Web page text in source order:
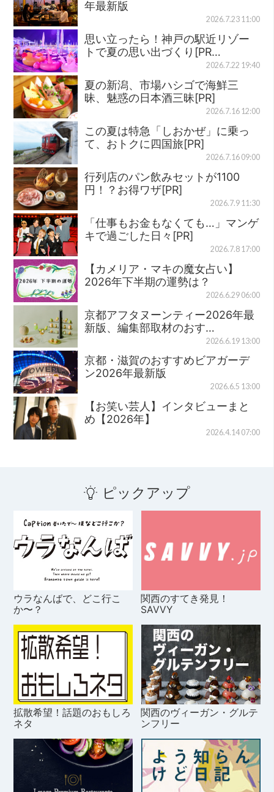
年最新版
2026.7.23 11:00
思い立ったら！神戸の駅近リゾー
トで夏の思い出づくり[PR…
2026.7.22 19:40
夏の新潟、市場ハシゴで海鮮三
昧、魅惑の日本酒三昧[PR]
2026.7.16 12:00
この夏は特急「しおかぜ」に乗っ
て、おトクに四国旅[PR]
2026.7.16 09:00
行列店のパン飲みセットが1100
円！？お得ワザ[PR]
2026.7.9 11:30
「仕事もお金もなくても…」マンゲ
キで過ごした日々[PR]
2026.7.8 17:00
【カメリア・マキの魔女占い】
2026年下半期の運勢は？
2026.6.29 06:00
京都アフタヌーンティー2026年最
新版、編集部取材のおす…
2026.6.19 13:00
京都・滋賀のおすすめビアガーデ
ン2026年最新版
2026.6.5 13:00
【お笑い芸人】インタビューまと
め【2026年】
2026.4.14 07:00
ピックアップ
ウラなんばで、どこ行こ
か〜？
関西のすてき発見！
SAVVY
拡散希望！話題のおもしろ
ネタ
関西のヴィーガン・グルテ
ンフリー